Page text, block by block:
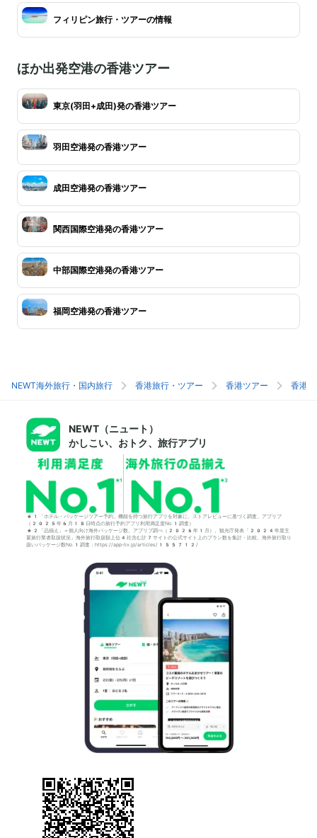
フィリピン旅行・ツアーの情報
ほか出発空港の香港ツアー
東京(羽田+成田)発の香港ツアー
羽田空港発の香港ツアー
成田空港発の香港ツアー
関西国際空港発の香港ツアー
中部国際空港発の香港ツアー
福岡空港発の香港ツアー
NEWT海外旅行・国内旅行 香港旅行・ツアー 香港ツアー 香港
NEWT（ニュート）
かしこい、おトク、旅行アプリ
*1「ホテル・パッケージツアー予約」機能を持つ旅行アプリを対象に、ストアレビューに基づく調査。アプリブ
（2025年6月18日時点の旅行予約アプリ利用満足度No.1調査）
*2「品揃え」＝個人向け海外パッケージ数。アプリブ調べ（2026年1月）。観光庁発表「2024年度主
要旅行業者取扱状況」海外旅行取扱額上位4社含む計7サイトの公式サイト上のプラン数を集計・比較。海外旅行取り
扱いパッケージ数No.1調査：https://app-liv.jp/articles/155712/